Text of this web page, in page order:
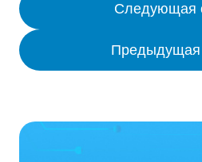
Предыдущая
Следующая